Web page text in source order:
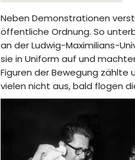
Neben Demonstrationen
öffentliche Ordnung. So
an der Ludwig-Maximilians-
sie in Uniform auf und
Figuren der Bewegung
vielen nicht aus, bald flogen